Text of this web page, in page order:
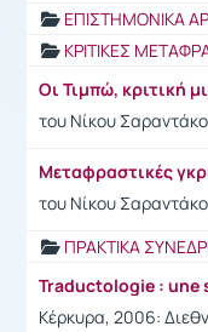
ΕΠΙΣΤΗΜΟΝΙΚΑ
ΚΡΙΤΙΚΕΣ
του Νίκου
Μεταφραστικές
του Νίκου
ΠΡΑΚΤΙΚΑ
Traductologie : une
Κέρκυρα, 2006: